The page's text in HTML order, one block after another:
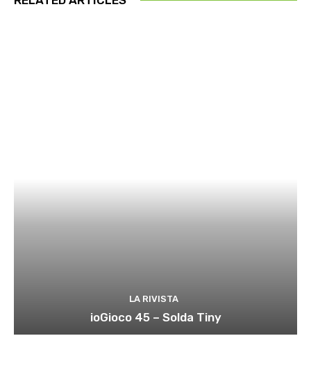
LA RIVISTA
ioGioco 45 – Solda Tiny